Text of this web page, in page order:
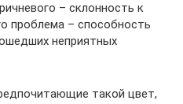
– склонность к
проблема – способность
неприятных
такой цвет,